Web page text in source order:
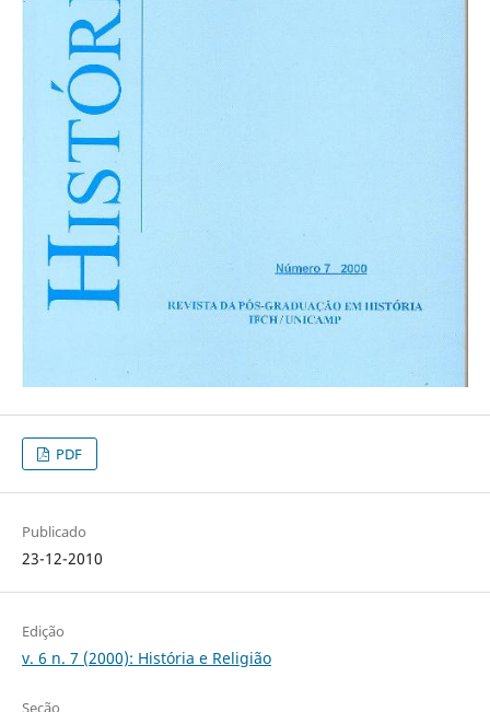
PDF
Publicado
23-12-2010
Edição
v. 6 n. 7 (2000): História e Religião
Seção